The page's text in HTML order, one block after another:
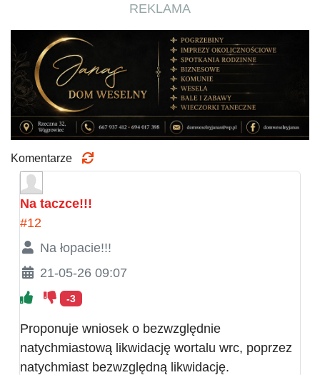
REKLAMA
Komentarze
Na taczce!!!
#12
Na łopacie!!!
21-05-26 09:07
-3
Proponuje wniosek o bezwzględnie
natychmiastową likwidację wortalu wrc, poprzez
natychmiast bezwzględną likwidację.